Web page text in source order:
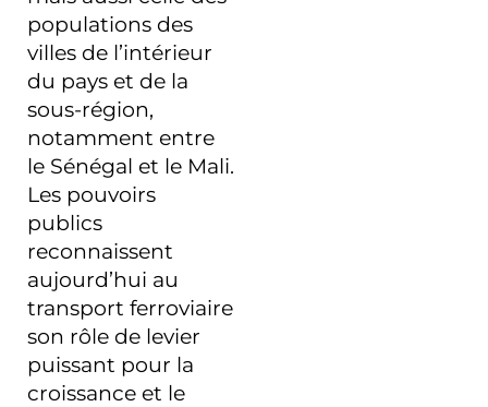
populations des
villes de l’intérieur
du pays et de la
sous-région,
notamment entre
le Sénégal et le Mali.
Les pouvoirs
publics
reconnaissent
aujourd’hui au
transport ferroviaire
son rôle de levier
puissant pour la
croissance et le